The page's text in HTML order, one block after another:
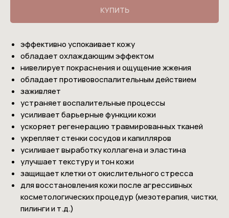
КУПИТЬ
эффективно успокаивает кожу
обладает охлаждающим эффектом
нивелирует покраснения и ощущение жжения
обладает противовоспалительным действием
заживляет
устраняет воспалительные процессы
усиливает барьерные функции кожи
ускоряет регенерацию травмированных тканей
укрепляет стенки сосудов и капилляров
усиливает выработку коллагена и эластина
улучшает текстуру и тон кожи
защищает клетки от окислительного стресса
для восстановления кожи после агрессивных
косметологических процедур (мезотерапия, чистки,
пилинги и т.д.)